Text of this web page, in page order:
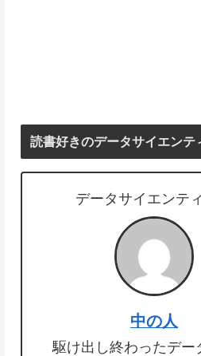
読書好きのデータサイエンテ
データサイエンテ
中の人
駆け出し終わったデー